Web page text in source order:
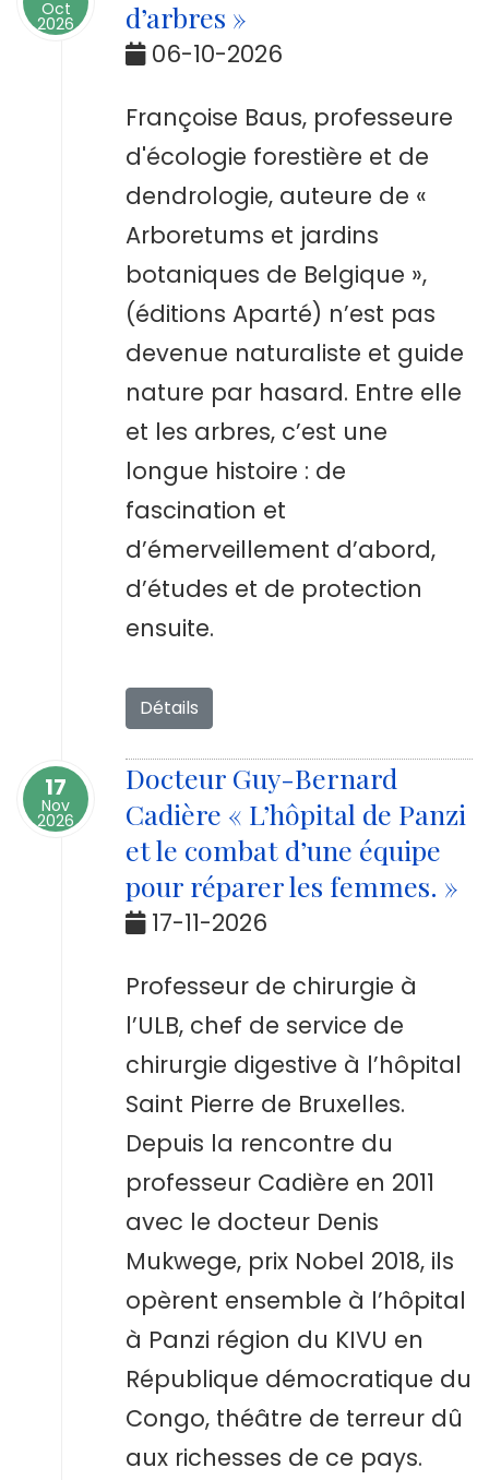
Oct
2026 d’arbres »
06-10-2026
Françoise Baus, professeure
d'écologie forestière et de
dendrologie, auteure de «
Arboretums et jardins
botaniques de Belgique »,
(éditions Aparté) n’est pas
devenue naturaliste et guide
nature par hasard. Entre elle
et les arbres, c’est une
longue histoire : de
fascination et
d’émerveillement d’abord,
d’études et de protection
ensuite.
Détails
17
Nov
2026
Docteur Guy-Bernard
Cadière « L’hôpital de Panzi
et le combat d’une équipe
pour réparer les femmes. »
17-11-2026
Professeur de chirurgie à
l’ULB, chef de service de
chirurgie digestive à l’hôpital
Saint Pierre de Bruxelles.
Depuis la rencontre du
professeur Cadière en 2011
avec le docteur Denis
Mukwege, prix Nobel 2018, ils
opèrent ensemble à l’hôpital
à Panzi région du KIVU en
République démocratique du
Congo, théâtre de terreur dû
aux richesses de ce pays.